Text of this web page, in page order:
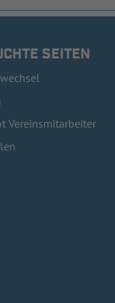
SEITEN
Vereinsmitarbeiter